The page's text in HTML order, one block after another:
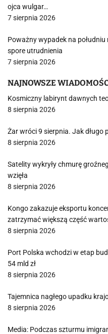
ojca wulgar…
7 sierpnia 2026
Poważny wypadek na
spore utrudnienia
7 sierpnia 2026
NAJNOWSZE
Kosmiczny labirynt dawnych
8 sierpnia 2026
Żar wróci 9 sierpnia. Jak długo
8 sierpnia 2026
Satelity wykryły chmurę
wzięła
8 sierpnia 2026
Kongo zakazuje eksportu
zatrzymać większą część
8 sierpnia 2026
Port Polska wchodzi w etap
54 mld zł
8 sierpnia 2026
Tajemnica nagłego upadku
8 sierpnia 2026
Media: Podczas szturmu